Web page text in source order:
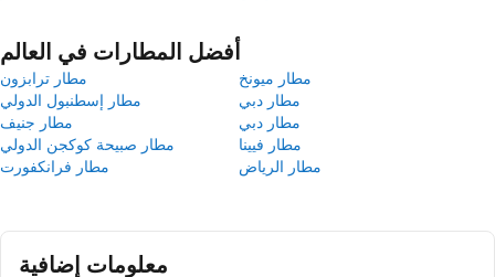
أفضل المطارات في العالم
مطار ترابزون
مطار ميونخ
مطار إسطنبول الدولي
مطار دبي
مطار جنيف
مطار دبي
مطار صبيحة كوكجن الدولي
مطار فيينا
مطار فرانكفورت
مطار الرياض
معلومات إضافية